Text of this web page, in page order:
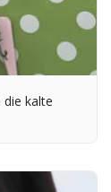
die kalte